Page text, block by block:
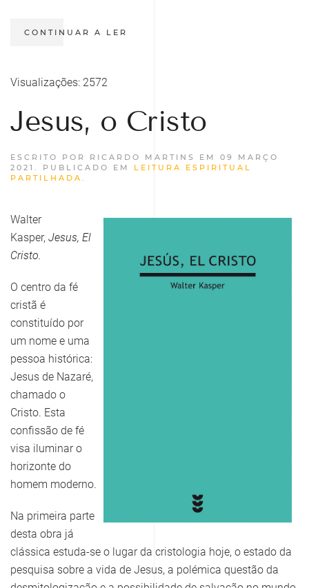
CONTINUAR A LER
Visualizações: 2572
Jesus, o Cristo
ESCRITO POR RICARDO MARTINS EM 09 MARÇO
2021 . PUBLICADO EM LEITURA ESPIRITUAL
PARTILHADA .
Walter
Kasper, Jesus, El
Cristo.
O centro da fé
cristã é
constituído por
um nome e uma
pessoa histórica:
Jesus de Nazaré,
chamado o
Cristo. Esta
confissão de fé
visa iluminar o
horizonte do
homem moderno.
Na primeira parte
desta obra já
clássica estuda-se o lugar da cristologia hoje, o estado da
pesquisa sobre a vida de Jesus, a polémica questão da